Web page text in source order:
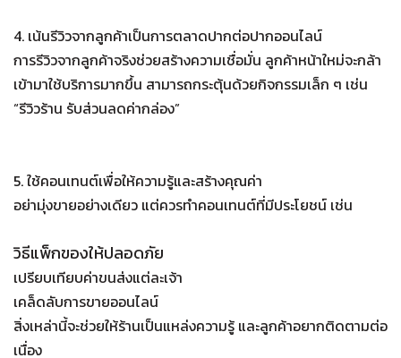
4. เน้นรีวิวจากลูกค้าเป็นการตลาดปากต่อปากออนไลน์
การรีวิวจากลูกค้าจริงช่วยสร้างความเชื่อมั่น ลูกค้าหน้าใหม่จะกล้า
เข้ามาใช้บริการมากขึ้น สามารถกระตุ้นด้วยกิจกรรมเล็ก ๆ เช่น
“รีวิวร้าน รับส่วนลดค่ากล่อง”
5. ใช้คอนเทนต์เพื่อให้ความรู้และสร้างคุณค่า
อย่ามุ่งขายอย่างเดียว แต่ควรทำคอนเทนต์ที่มีประโยชน์ เช่น
วิธีแพ็กของให้ปลอดภัย
เปรียบเทียบค่าขนส่งแต่ละเจ้า
เคล็ดลับการขายออนไลน์
สิ่งเหล่านี้จะช่วยให้ร้านเป็นแหล่งความรู้ และลูกค้าอยากติดตามต่อ
เนื่อง